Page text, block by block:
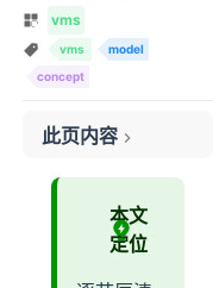
vms
vms
model
concept
此页内容
一、概念全景
二、平台(Platform)
三、设备(Device)
本文
定位